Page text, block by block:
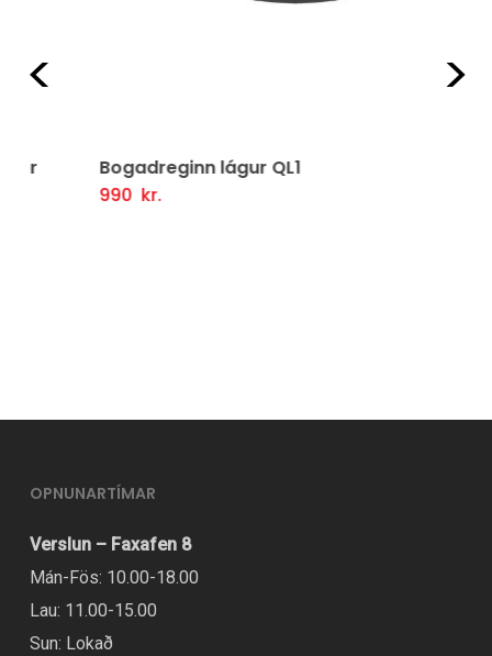
Bogadreginn lágur QL1
kr.
Setja Í Körfu
OPNUNARTÍMAR
Verslun – Faxafen 8
Mán-Fös: 10.00-18.00
Lau: 11.00-15.00
Sun: Lokað